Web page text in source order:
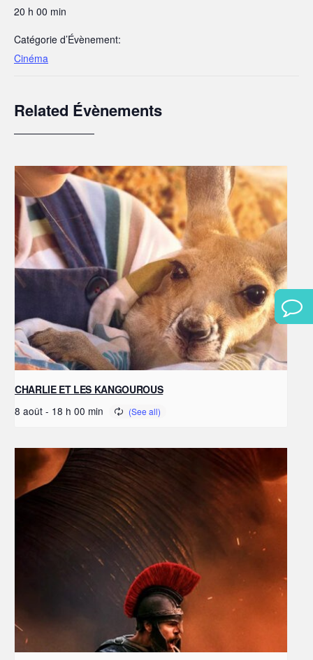
20 h 00 min
Catégorie d’Évènement:
Cinéma
Related Évènements
CHARLIE ET LES KANGOUROUS
8 août - 18 h 00 min